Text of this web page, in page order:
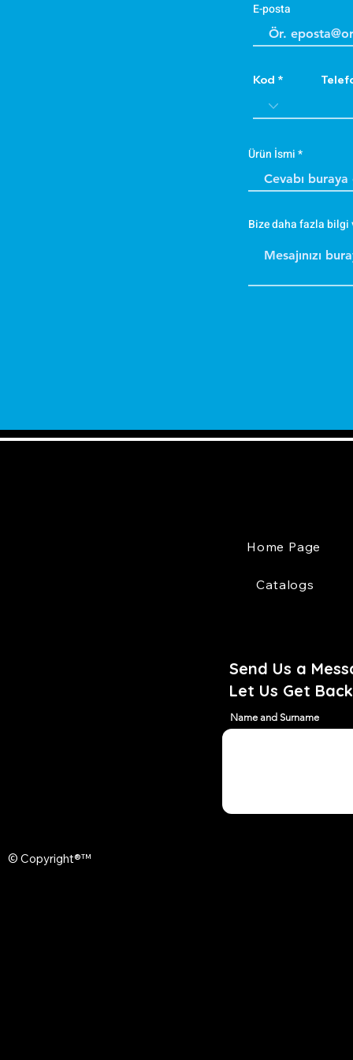
E-posta
Kod
Ürün İsmi
Bize daha fazla bilgi
Home Page
Catalogs
Send Us a
Let Us Get
Name and Surname
© Copyright®™